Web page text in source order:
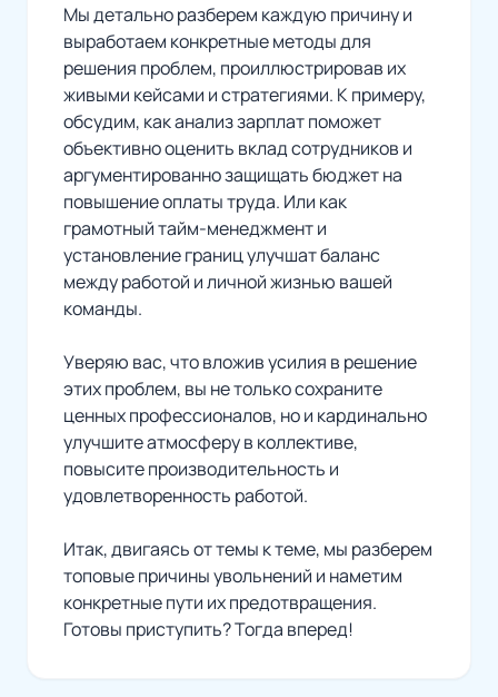
Мы детально разберем каждую причину и
выработаем конкретные методы для
решения проблем, проиллюстрировав их
живыми кейсами и стратегиями. К примеру,
обсудим, как анализ зарплат поможет
объективно оценить вклад сотрудников и
аргументированно защищать бюджет на
повышение оплаты труда. Или как
грамотный тайм-менеджмент и
установление границ улучшат баланс
между работой и личной жизнью вашей
команды.
Уверяю вас, что вложив усилия в решение
этих проблем, вы не только сохраните
ценных профессионалов, но и кардинально
улучшите атмосферу в коллективе,
повысите производительность и
удовлетворенность работой.
Итак, двигаясь от темы к теме, мы разберем
топовые причины увольнений и наметим
конкретные пути их предотвращения.
Готовы приступить? Тогда вперед!